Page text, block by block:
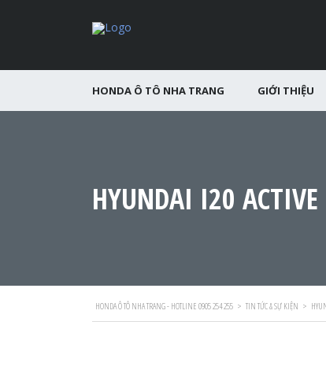
HONDA Ô TÔ NHA TRANG GIỚI THIỆU
HYUNDAI I20 ACTIVE
HONDA Ô TÔ NHA TRANG - HOTLINE 0905 254 255 > TIN TỨC & SỰ KIỆN >